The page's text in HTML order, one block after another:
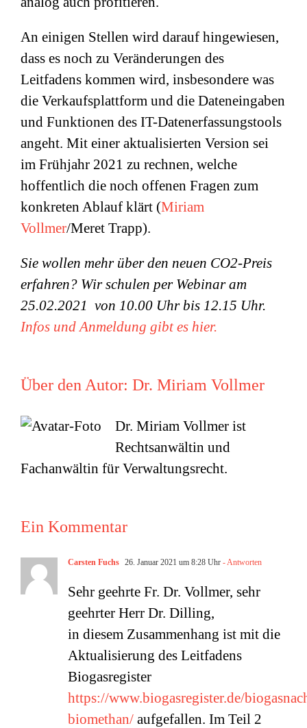
An einigen Stellen wird darauf hingewiesen,
dass es noch zu Veränderungen des
Leitfadens kommen wird, insbesondere was
die Verkaufsplattform und die Dateneingaben
und Funktionen des IT-Datenerfassungstools
angeht. Mit einer aktualisierten Version sei
im Frühjahr 2021 zu rechnen, welche
hoffentlich die noch offenen Fragen zum
konkreten Ablauf klärt (Miriam
Vollmer/Meret Trapp).
Sie wollen mehr über den neuen CO2-Preis
erfahren? Wir schulen per Webinar am
25.02.2021 von 10.00 Uhr bis 12.15 Uhr.
Infos und Anmeldung gibt es hier.
Über den Autor: Dr. Miriam Vollmer
Dr. Miriam Vollmer ist
Rechtsanwältin und
Fachanwältin für Verwaltungsrecht.
Ein Kommentar
Carsten Fuchs 26. Januar 2021 um 8:28 Uhr - Antworten
Sehr geehrte Fr. Dr. Vollmer, sehr
geehrter Herr Dr. Dilling,
in diesem Zusammenhang ist mit die
Aktualisierung des Leitfadens
Biogasregister
https://www.biogasregister.de/
biomethan/ aufgefallen. Im Teil 2